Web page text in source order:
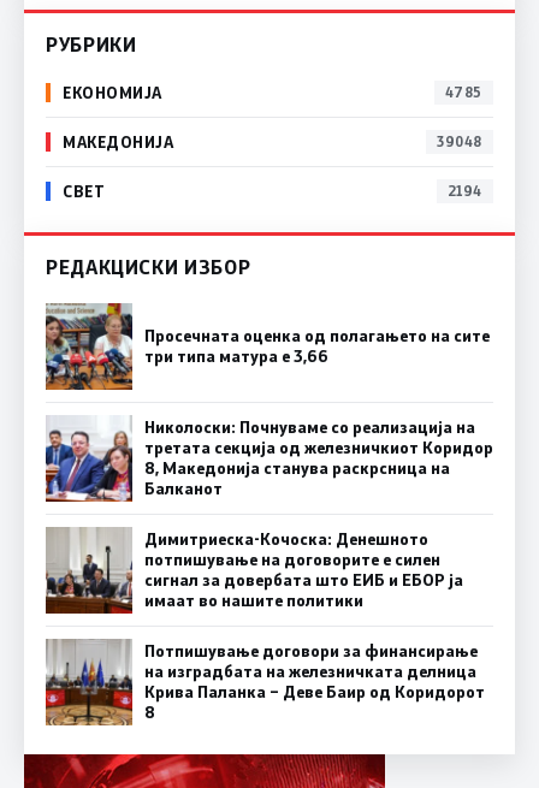
РУБРИКИ
ЕКОНОМИЈА 4785
МАКЕДОНИЈА 39048
СВЕТ 2194
РЕДАКЦИСКИ ИЗБОР
Просечната оценка од полагањето на сите
три типа матура е 3,66
Николоски: Почнуваме со реализација на
третата секција од железничкиот Коридор
8, Македонија станува раскрсница на
Балканот
Димитриеска-Кочоска: Денешното
потпишување на договорите е силен
сигнал за довербата што ЕИБ и ЕБОР ја
имаат во нашите политики
Потпишување договори за финансирање
на изградбата на железничката делница
Крива Паланка – Деве Баир од Коридорот
8